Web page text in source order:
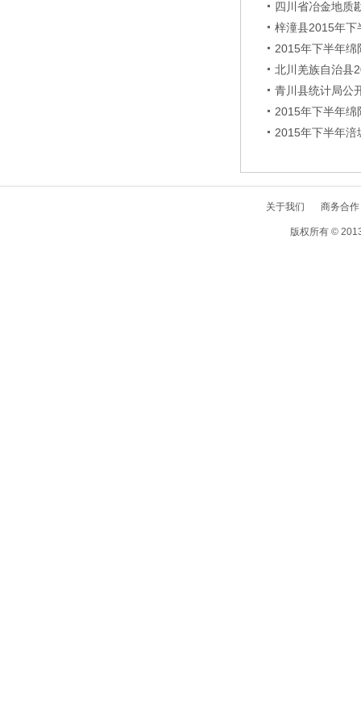
四川省冶金地质
梓潼县2015年下
2015年下半年绵
北川羌族自治县
青川县统计局公
2015年下半年绵
2015年下半年涪
关于我们 商务合作
版权所有 ©